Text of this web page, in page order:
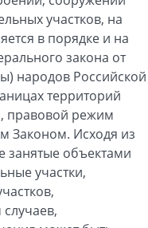
участков, на
в порядке и на
закона от
народов Российской
территорий
правовой режим
Законом. Исходя из
занятые объектами
участки,